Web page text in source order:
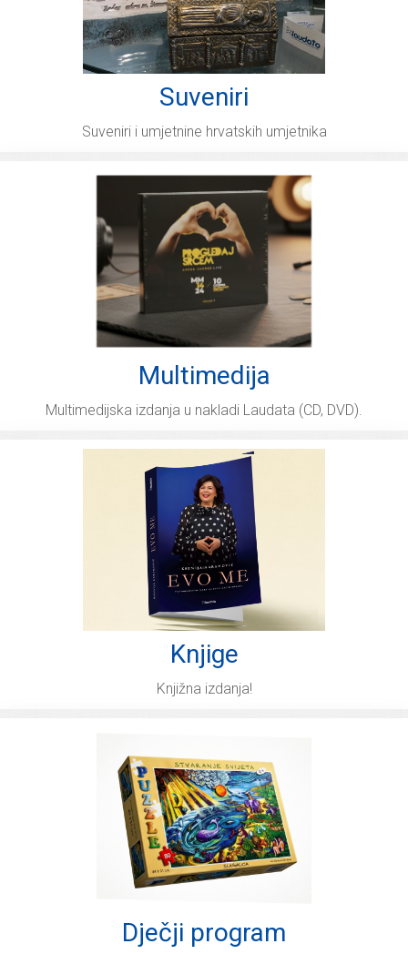
Suveniri
Suveniri i umjetnine hrvatskih umjetnika
Multimedija
Multimedijska izdanja u nakladi Laudata (CD, DVD).
Knjige
Knjižna izdanja!
Dječji program